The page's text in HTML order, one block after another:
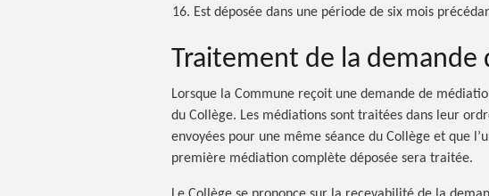
Est déposée dans une période de six mois
Traitement de la demande
Lorsque la Commune reçoit une demande de
du Collège. Les médiations sont traitées dans leur
envoyées pour une même séance du Collège et que
première médiation complète déposée sera traitée.